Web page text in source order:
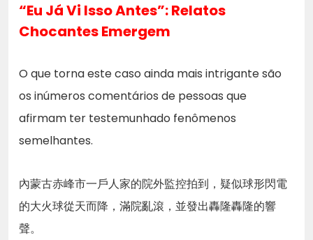
“Eu Já Vi Isso Antes”: Relatos
Chocantes Emergem
O que torna este caso ainda mais intrigante são
os inúmeros comentários de pessoas que
afirmam ter testemunhado fenômenos
semelhantes.
內蒙古赤峰市一戶人家的院外監控拍到，疑似球形閃電
的大火球從天而降，滿院亂滾，並發出轟隆轟隆的響
聲。